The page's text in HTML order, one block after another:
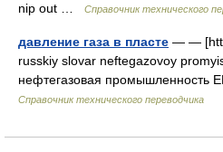
nip out …
Справочник технического
давление газа в пласте — —
russkiy slovar neftegazovoy
нефтегазовая промышленность
Справочник технического переводчика